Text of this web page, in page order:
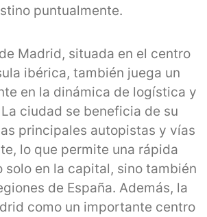
puntualmente.
Madrid, situada en el centro
ibérica, también juega un
en la dinámica de logística y
ciudad se beneficia de su
principales autopistas y vías
lo que permite una rápida
solo en la capital, sino también
de España. Además, la
como un importante centro